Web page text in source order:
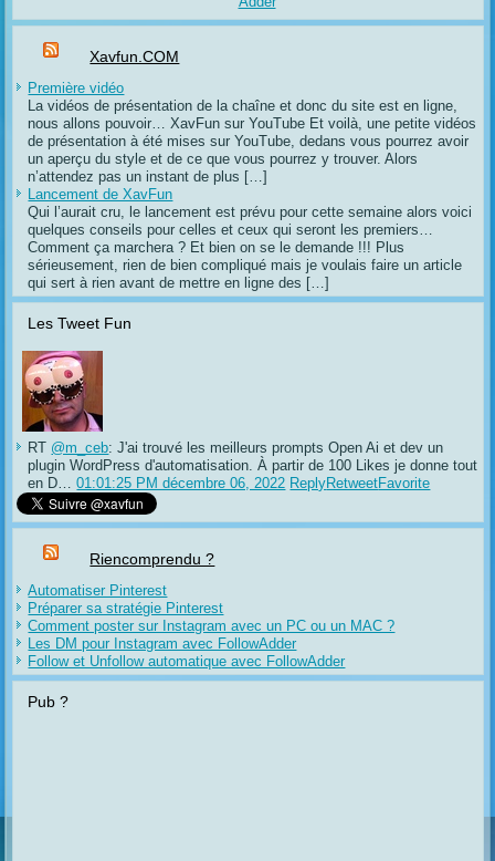
Xavfun.COM
Première vidéo
La vidéos de présentation de la chaîne et donc du site est en ligne,
nous allons pouvoir… XavFun sur YouTube Et voilà, une petite vidéos
de présentation à été mises sur YouTube, dedans vous pourrez avoir
un aperçu du style et de ce que vous pourrez y trouver. Alors
n’attendez pas un instant de plus […]
Lancement de XavFun
Qui l’aurait cru, le lancement est prévu pour cette semaine alors voici
quelques conseils pour celles et ceux qui seront les premiers…
Comment ça marchera ? Et bien on se le demande !!! Plus
sérieusement, rien de bien compliqué mais je voulais faire un article
qui sert à rien avant de mettre en ligne des […]
Les Tweet Fun
RT @m_ceb: J'ai trouvé les meilleurs prompts Open Ai et dev un
plugin WordPress d'automatisation. À partir de 100 Likes je donne tout
en D…
01:01:25 PM décembre 06, 2022 ReplyRetweetFavorite
Riencomprendu ?
Automatiser Pinterest
Préparer sa stratégie Pinterest
Comment poster sur Instagram avec un PC ou un MAC ?
Les DM pour Instagram avec FollowAdder
Follow et Unfollow automatique avec FollowAdder
Pub ?